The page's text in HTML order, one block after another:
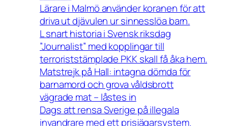
Lärare i Malmö använder koranen för att
driva ut djävulen ur sinnesslöa barn.
L snart historia i Svensk riksdag
”Journalist” med kopplingar till
terroriststämplade PKK skall få åka hem.
Matstrejk på Hall: intagna dömda för
barnamord och grova våldsbrott
vägrade mat – låstes in
Dags att rensa Sverige på illegala
invandrare med ett prisjägarsystem.